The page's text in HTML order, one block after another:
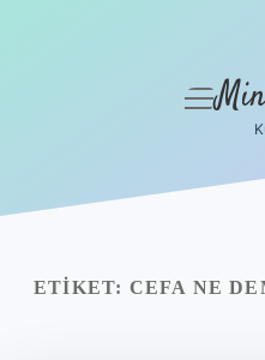
Yasal Uyarı
menüyü
ETIKET: CEFA NE